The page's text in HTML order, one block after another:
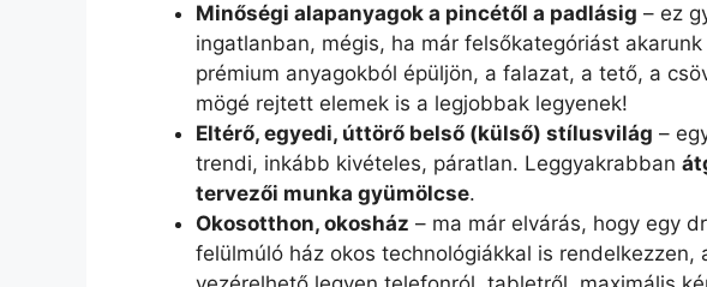
Minőségi alapanyagok a pincétől a padlásig – ez
ingatlanban, mégis, ha már felsőkategóriást
prémium anyagokból épüljön, a falazat, a tető, a
mögé rejtett elemek is a legjobbak legyenek!
Eltérő, egyedi, úttörő belső (külső) stílusvilág –
trendi, inkább kivételes, páratlan. Leggyakrabban
tervezői munka gyümölcse.
Okosotthon, okosház – ma már elvárás, hogy egy
felülmúló ház okos technológiákkal is rendelkezzen,